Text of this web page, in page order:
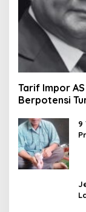
Tarif Impor
Berpotensi
9